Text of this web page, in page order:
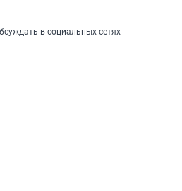
в социальных сетях